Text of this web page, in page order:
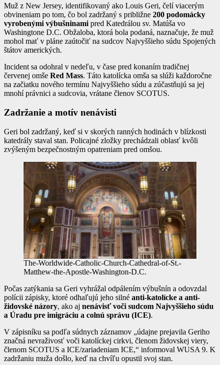
Muž z New Jersey, identifikovaný ako Louis Geri, čelí viacerým
obvineniam po tom, čo bol zadržaný s približne 200 podomácky
vyrobenými výbušninamipred Katedrálou sv. Matúša vo
Washingtone D.C. Obžaloba, ktorá bola podaná, naznačuje, že muž
mohol mať v pláne zaútočiť na sudcov Najvyššieho súdu Spojených
štátov amerických.
Incident sa odohral v nedeľu, v čase pred konaním tradičnej
červenej omše Red Mass. Táto katolícka omša sa slúži každoročne
na začiatku nového termínu Najvyššieho súdu a zúčastňujú sa jej
mnohí právnici a sudcovia, vrátane členov SCOTUS.
Zadržanie a motív nenávisti
Geri bol zadržaný, keď si v skorých ranných hodinách v blízkosti
katedrály staval stan. Policajné zložky prechádzali oblasť kvôli
zvýšeným bezpečnostným opatreniam pred omšou.
The-Worldwide-Catholic-Church-Cathedral-of-St.-
Matthew-the-Apostle-Washington-D.C.
Počas zatýkania sa Geri vyhrážal odpálením výbušnín a odovzdal
polícii zápisky, ktoré odhaľujú jeho silné anti-katolícke a anti-
židovské názory, ako aj nenávisť voči sudcom Najvyššieho súdu
a Úradu pre imigráciu a colnú správu (ICE).
V zápisníku sa podľa súdnych záznamov „údajne prejavila Geriho
značná nevraživosť voči katolíckej cirkvi, členom židovskej viery,
členom SCOTUS a ICE/zariadeniam ICE,“ informoval WUSA 9. K
zadržaniu muža došlo, keď na chvíľu opustil svoj stan.